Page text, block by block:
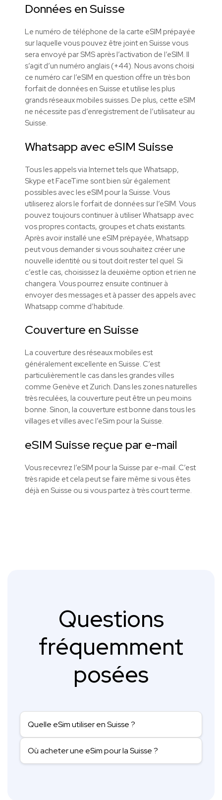
Données en Suisse
Le numéro de téléphone de la carte eSIM prépayée
sur laquelle vous pouvez être joint en Suisse vous
sera envoyé par SMS après l’activation de l’eSIM. Il
s’agit d’un numéro anglais (+44). Nous avons choisi
ce numéro car l’eSIM en question offre un très bon
forfait de données en Suisse et utilise les plus
grands réseaux mobiles suisses. De plus, cette eSIM
ne nécessite pas d’enregistrement de l’utilisateur au
Suisse.
Whatsapp avec eSIM Suisse
Tous les appels via Internet tels que Whatsapp,
Skype et FaceTime sont bien sûr également
possibles avec les eSIM pour la Suisse. Vous
utiliserez alors le forfait de données sur l’eSIM. Vous
pouvez toujours continuer à utiliser Whatsapp avec
vos propres contacts, groupes et chats existants.
Après avoir installé une eSIM prépayée, Whatsapp
peut vous demander si vous souhaitez créer une
nouvelle identité ou si tout doit rester tel quel. Si
c’est le cas, choisissez la deuxième option et rien ne
changera. Vous pourrez ensuite continuer à
envoyer des messages et à passer des appels avec
Whatsapp comme d’habitude.
Couverture en Suisse
La couverture des réseaux mobiles est
généralement excellente en Suisse. C’est
particulièrement le cas dans les grandes villes
comme Genève et Zurich. Dans les zones naturelles
très reculées, la couverture peut être un peu moins
bonne. Sinon, la couverture est bonne dans tous les
villages et villes avec l’eSim pour la Suisse.
eSIM Suisse reçue par e-mail
Vous recevrez l’eSIM pour la Suisse par e-mail. C’est
très rapide et cela peut se faire même si vous êtes
déjà en Suisse ou si vous partez à très court terme.
Questions
fréquemment
posées
Quelle eSim utiliser en Suisse ?
Où acheter une eSim pour la Suisse ?